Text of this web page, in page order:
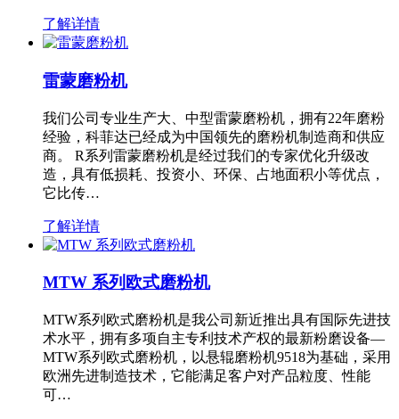
了解详情
雷蒙磨粉机
我们公司专业生产大、中型雷蒙磨粉机，拥有22年磨粉
经验，科菲达已经成为中国领先的磨粉机制造商和供应
商。 R系列雷蒙磨粉机是经过我们的专家优化升级改
造，具有低损耗、投资小、环保、占地面积小等优点，
它比传…
了解详情
MTW 系列欧式磨粉机
MTW系列欧式磨粉机是我公司新近推出具有国际先进技
术水平，拥有多项自主专利技术产权的最新粉磨设备—
MTW系列欧式磨粉机，以悬辊磨粉机9518为基础，采用
欧洲先进制造技术，它能满足客户对产品粒度、性能
可…